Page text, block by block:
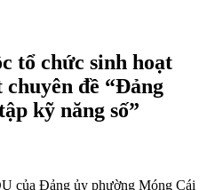
tổ chức sinh hoạt
đề “Đảng
kỹ năng số”
của Đảng ủy phường Móng Cái